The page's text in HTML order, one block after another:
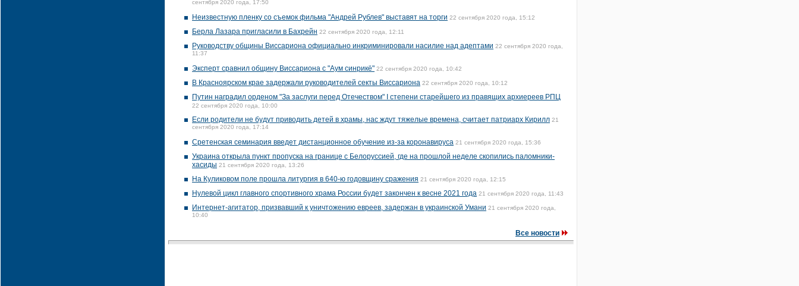
сентября 2020 года, 17:50
Неизвестную пленку со съемок фильма "Андрей Рублев" выставят на торги 22 сентября 2020 года, 15:12
Берла Лазара пригласили в Бахрейн 22 сентября 2020 года, 12:11
Руководству общины Виссариона официально инкриминировали насилие над адептами 22 сентября 2020 года,
11:37
Эксперт сравнил общину Виссариона с "Аум синрикё" 22 сентября 2020 года, 10:42
В Красноярском крае задержали руководителей секты Виссариона 22 сентября 2020 года, 10:12
Путин наградил орденом "За заслуги перед Отечеством" I степени старейшего из правящих архиереев РПЦ
22 сентября 2020 года, 10:00
Если родители не будут приводить детей в храмы, нас ждут тяжелые времена, считает патриарх Кирилл 21
сентября 2020 года, 17:14
Сретенская семинария введет дистанционное обучение из-за коронавируса 21 сентября 2020 года, 15:36
Украина открыла пункт пропуска на границе с Белоруссией, где на прошлой неделе скопились паломники-
хасиды 21 сентября 2020 года, 13:26
На Куликовом поле прошла литургия в 640-ю годовщину сражения 21 сентября 2020 года, 12:15
Нулевой цикл главного спортивного храма России будет закончен к весне 2021 года 21 сентября 2020 года, 11:43
Интернет-агитатор, призвавший к уничтожению евреев, задержан в украинской Умани 21 сентября 2020 года,
10:40
Все новости